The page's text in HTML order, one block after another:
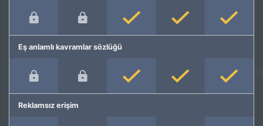
Eş anlamlı kavramlar sözlüğü
Reklamsız erişim